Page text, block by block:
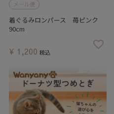
メール便
着ぐるみロンパース 苺ピンク
90cm
¥ 1,200 税込